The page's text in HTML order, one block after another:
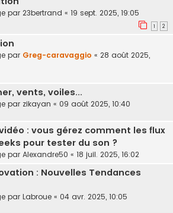
par 23bertrand « 19 sept. 2025, 19:05
1 2
par Greg-caravaggio « 28 août 2025,
vents, voiles...
par zikayan « 09 août 2025, 10:40
: vous gérez comment les flux
pour tester du son ?
par Alexandre50 « 18 juil. 2025, 16:02
: Nouvelles Tendances
par Labroue « 04 avr. 2025, 10:05